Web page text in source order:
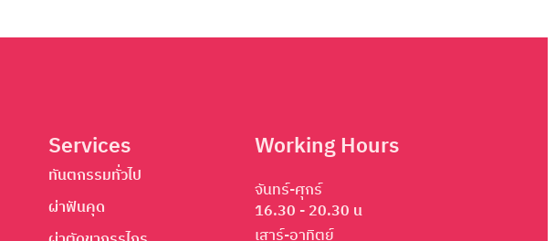
Services
ทันตกรรมทั่วไป
ผ่าฟันคุด
Working Hours
จันทร์-ศุกร์
16.30 - 20.30 น